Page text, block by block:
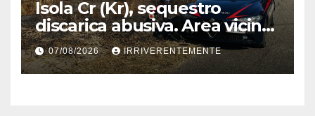
Isola Cr (Kr), sequestro
discarica abusiva. Area vicina
a centro abitato
07/08/2026 IRRIVERENTEMENTE